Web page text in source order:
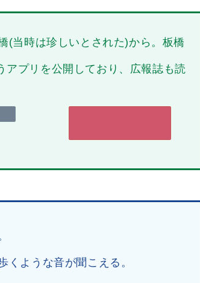
(当時は珍しいとされた)から。板橋
プリを公開しており、広報誌も読
くような音が聞こえる。